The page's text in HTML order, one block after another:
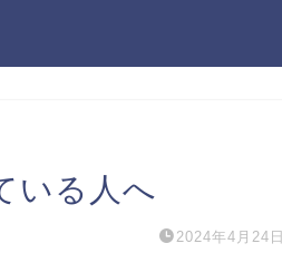
いる人へ
2024年4月24日